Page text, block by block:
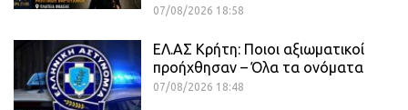
07/08/2026 18:58
ΕΛ.ΑΣ Κρήτη: Ποιοι αξιωματικοί
προήχθησαν – Όλα τα ονόματα
07/08/2026 18:48